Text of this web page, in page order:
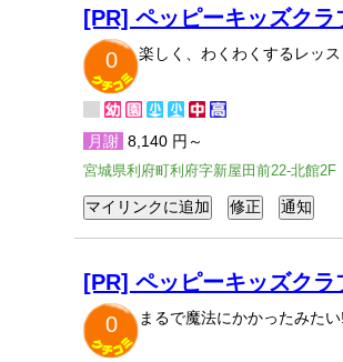
[PR] ペッピーキッズク
0
楽しく、わくわくするレッ
月謝 8,140 円～
宮城県利府町利府字新屋田前22-北館2F
[PR] ペッピーキッズク
0
まるで魔法にかかったみた